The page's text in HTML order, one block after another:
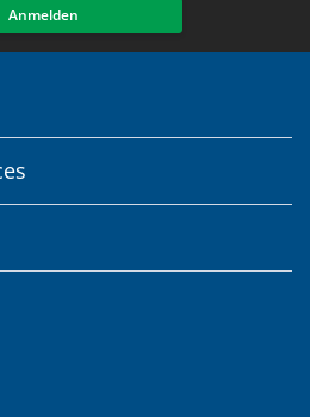
Anmelden